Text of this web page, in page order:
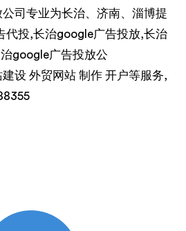
司专业为长治、济南、淄博提
代投,长治google广告投放,长治
google广告投放公
设 外贸网站 制作 开户等服务,